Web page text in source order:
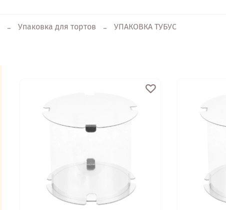
Упаковка для тортов УПАКОВКА ТУБУС